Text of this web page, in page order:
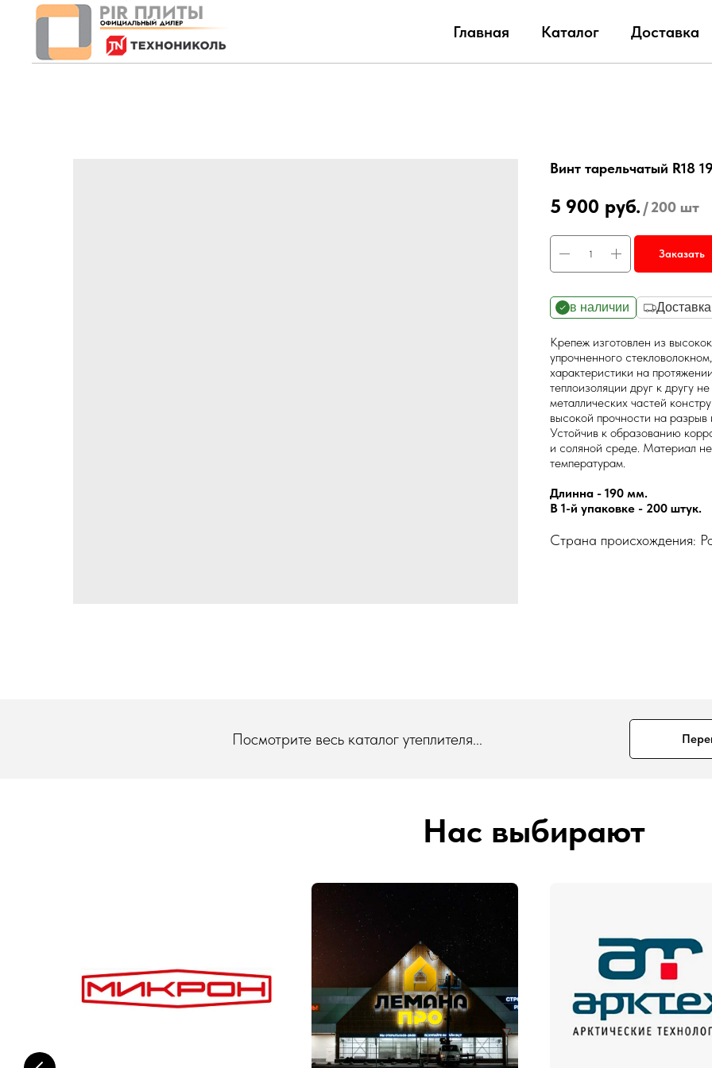
Главная Каталог Доставка
Винт тарельчатый R18
5 900 руб. /200 шт
Заказать
в наличии
Крепеж изготовлен из
упрочненного
характеристики на
теплоизоляции друг к другу
металлических частей
высокой прочности на
Устойчив к образованию
и соляной среде. Материал
температурам.
Длинна - 190 мм.
В 1-й упаковке - 200 штук.
Страна происхождения:
Посмотрите весь каталог утеплителя...
Нас выбирают